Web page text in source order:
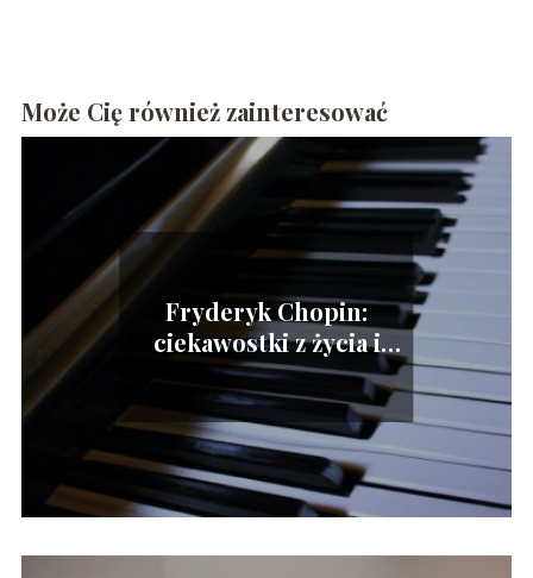
Może Cię również zainteresować
Fryderyk Chopin:
ciekawostki z życia i
twórczości wielkiego
kompozytora